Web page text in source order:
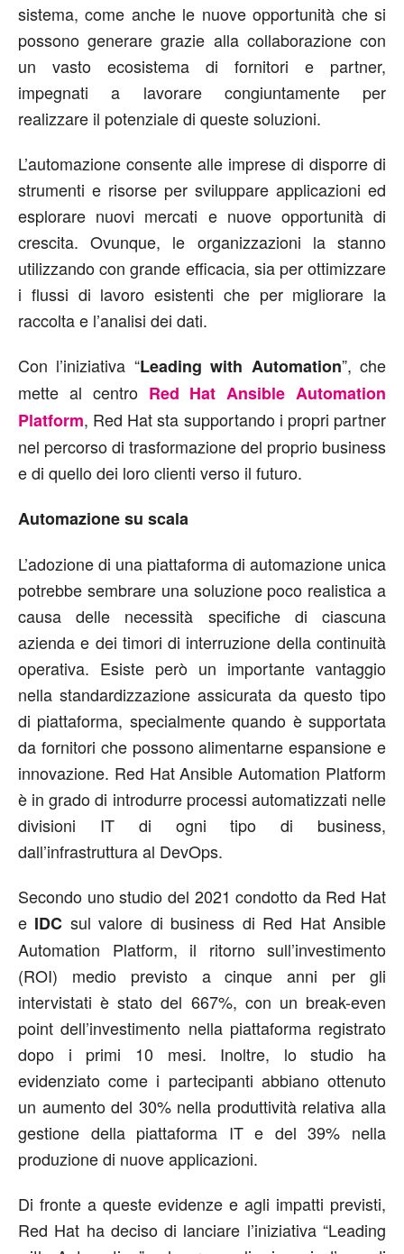
sistema, come anche le nuove opportunità che si
possono generare grazie alla collaborazione con
un vasto ecosistema di fornitori e partner,
impegnati a lavorare congiuntamente per
realizzare il potenziale di queste soluzioni.
L’automazione consente alle imprese di disporre di
strumenti e risorse per sviluppare applicazioni ed
esplorare nuovi mercati e nuove opportunità di
crescita. Ovunque, le organizzazioni la stanno
utilizzando con grande efficacia, sia per ottimizzare
i flussi di lavoro esistenti che per migliorare la
raccolta e l’analisi dei dati.
Con l’iniziativa “Leading with Automation”, che
mette al centro Red Hat Ansible Automation
Platform, Red Hat sta supportando i propri partner
nel percorso di trasformazione del proprio business
e di quello dei loro clienti verso il futuro.
Automazione su scala
L’adozione di una piattaforma di automazione unica
potrebbe sembrare una soluzione poco realistica a
causa delle necessità specifiche di ciascuna
azienda e dei timori di interruzione della continuità
operativa. Esiste però un importante vantaggio
nella standardizzazione assicurata da questo tipo
di piattaforma, specialmente quando è supportata
da fornitori che possono alimentarne espansione e
innovazione. Red Hat Ansible Automation Platform
è in grado di introdurre processi automatizzati nelle
divisioni IT di ogni tipo di business,
dall’infrastruttura al DevOps.
Secondo uno studio del 2021 condotto da Red Hat
e IDC sul valore di business di Red Hat Ansible
Automation Platform, il ritorno sull’investimento
(ROI) medio previsto a cinque anni per gli
intervistati è stato del 667%, con un break-even
point dell’investimento nella piattaforma registrato
dopo i primi 10 mesi. Inoltre, lo studio ha
evidenziato come i partecipanti abbiano ottenuto
un aumento del 30% nella produttività relativa alla
gestione della piattaforma IT e del 39% nella
produzione di nuove applicazioni.
Di fronte a queste evidenze e agli impatti previsti,
Red Hat ha deciso di lanciare l’iniziativa “Leading